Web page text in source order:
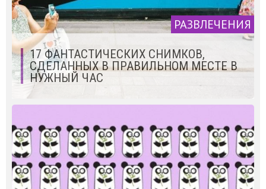
РАЗВЛЕЧЕНИЯ
17 ФАНТАСТИЧЕСКИХ СНИМКОВ,
СДЕЛАННЫХ В ПРАВИЛЬНОМ МЕСТЕ В
НУЖНЫЙ ЧАС